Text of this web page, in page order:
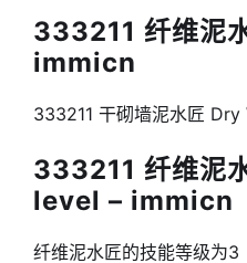
333211 纤维泥
immicn
333211 干砌墙泥水匠
333211 纤维泥
level – immicn
纤维泥水匠的技能等级为3